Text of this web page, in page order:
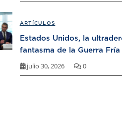
ARTÍCULOS
Estados Unidos, la
fantasma de la Guerra Fría
julio 30, 2026 0